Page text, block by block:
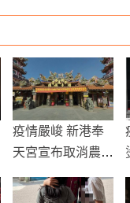
疫情嚴峻 新港奉
天宮宣布取消農曆